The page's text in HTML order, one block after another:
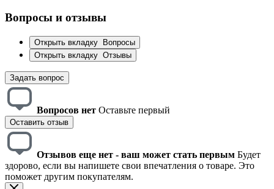
Вопросы и отзывы
Открыть вкладку
Вопросы
Открыть вкладку Отзывы
Задать вопрос
Вопросов нет Оставьте первый
Оставить отзыв
Отзывов еще нет - ваш может стать первым Будет
здорово, если вы напишете свои впечатления о товаре. Это
поможет другим покупателям.